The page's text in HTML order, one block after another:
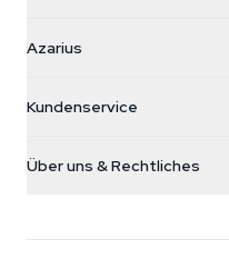
Galvaniweg 11
Nederland
+31(0)204897914
Azarius
Smokeshop
Kundenservice
Über uns & Rechtliches
Wiki